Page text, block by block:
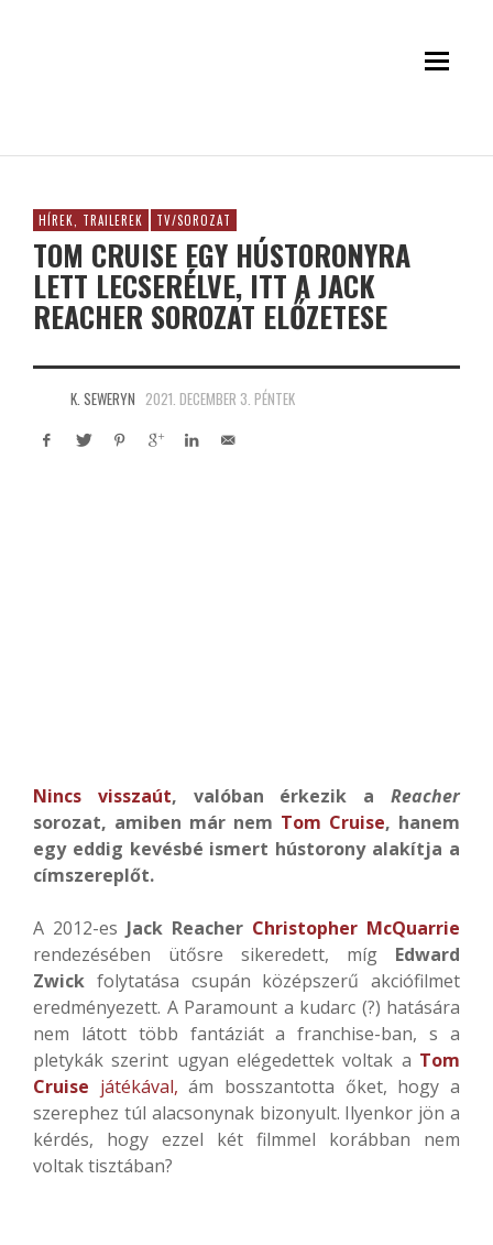
HÍREK, TRAILEREK TV/SOROZAT
TOM CRUISE EGY HÚSTORONYRA
LETT LECSERÉLVE, ITT A JACK
REACHER SOROZAT ELŐZETESE
K. SEWERYN 2021. DECEMBER 3. PÉNTEK
Nincs visszaút, valóban érkezik aReacher
sorozat, amiben már nem Tom Cruise, hanem
egy eddig kevésbé ismert hústorony alakítja a
címszereplőt.
A 2012-es Jack Reacher Christopher McQuarrie
rendezésében ütősre sikeredett, míg Edward
Zwick folytatása csupán középszerű akciófilmet
eredményezett. A Paramount a kudarc (?) hatására
nem látott több fantáziát a franchise-ban, s a
pletykák szerint ugyan elégedettek voltak a Tom
Cruise játékával, ám bosszantotta őket, hogy a
szerephez túl alacsonynak bizonyult. Ilyenkor jön a
kérdés, hogy ezzel két filmmel korábban nem
voltak tisztában?